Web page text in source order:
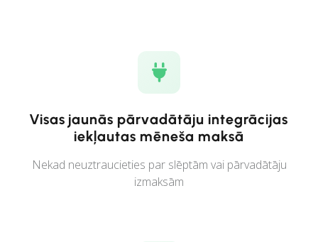
Visas jaunās pārvadātāju integrācijas
iekļautas mēneša maksā
Nekad neuztraucieties par slēptām vai pārvadātāju
izmaksām